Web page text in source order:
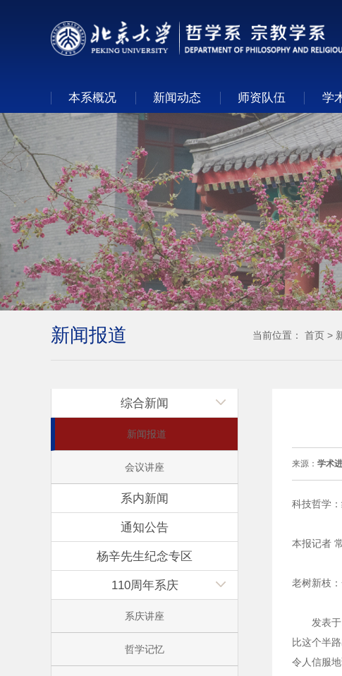
本系概况 新闻动态 师资队伍 学
新闻报道 当前位置： 首页 >
综合新闻
新闻报道
会议讲座
系内新闻
通知公告
杨辛先生纪念专区
110周年系庆
系庆讲座
哲学记忆
来源： 学术
科技哲学
本报记者
老树新枝
发表于
比这个半
令人信服